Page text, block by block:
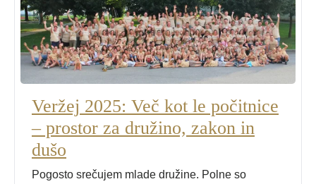
Veržej 2025: Več kot le počitnice
– prostor za družino, zakon in
dušo
Pogosto srečujem mlade družine. Polne so